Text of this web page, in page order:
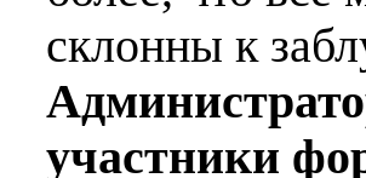
склонны к
участники